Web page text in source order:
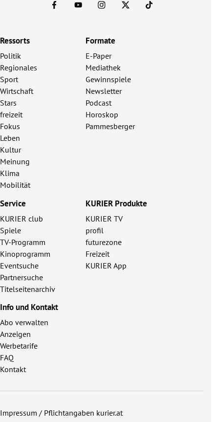
Ressorts
Politik
Regionales
Sport
Wirtschaft
Stars
freizeit
Fokus
Leben
Kultur
Meinung
Klima
Mobilität
Formate
E-Paper
Mediathek
Gewinnspiele
Newsletter
Podcast
Horoskop
Pammesberger
Service
KURIER club
Spiele
TV-Programm
Kinoprogramm
Eventsuche
Partnersuche
Titelseitenarchiv
KURIER Produkte
KURIER TV
profil
futurezone
Freizeit
KURIER App
Info und Kontakt
Abo verwalten
Anzeigen
Werbetarife
FAQ
Kontakt
Impressum / Pflichtangaben kurier.at